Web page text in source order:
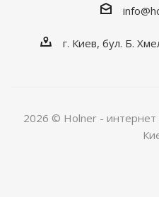
г. Киев, бул. Б.
2026 © Holner - интернет